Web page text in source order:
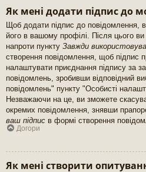
Як мені додати підпис до
Щоб додати підпис до повідомлення,
його в вашому профілі. Після цього
напроти пункту Завжди
створення повідомлення, щоб підпис
налаштувати приєднання підпису за
повідомлень, зробивши відповідний
повідомлень" пункту "Особисті
Незважаючи на це, ви зможете
окремих повідомлення, знявши
ваш підпис в формі створення
Догори
Як мені створити